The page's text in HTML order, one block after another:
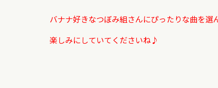
バナナ好きなつぼみ組さんにぴったりな曲を
楽しみにしていてくださいね♪